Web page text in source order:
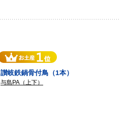
讃岐鉄鍋骨付鳥（1本）
与島PA（上下）